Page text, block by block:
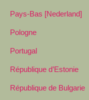
Pays-Bas [Nederland]
Pologne
Portugal
République d’Estonie
République de Bulgarie